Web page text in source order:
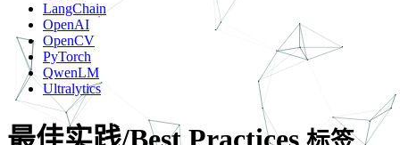
LangChain
OpenAI
OpenCV
PyTorch
QwenLM
Ultralytics